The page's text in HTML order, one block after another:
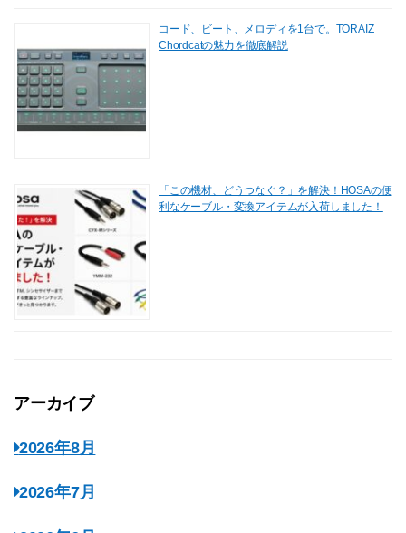
コード、ビート、メロディを1台で。TORAIZ
Chordcatの魅力を徹底解説
「この機材、どうつなぐ？」を解決！HOSAの便
利なケーブル・変換アイテムが入荷しました！
アーカイブ
2026年8月
2026年7月